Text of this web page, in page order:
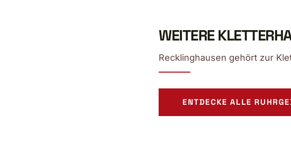
WEITERE
Recklinghausen gehört zur
ENTDECKE ALLE